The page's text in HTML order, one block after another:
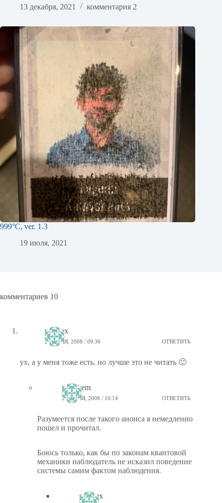
13 декабря, 2021 комментария 2
999°C, ver. 1.3
19 июля, 2021
комментариев 10
sunalex
23 ИЮЛЯ, 2008 / 09:36 ОТВЕТИТЬ
ух, а у меня тоже есть. но лучше это не читать 🙂
ptiz_kem
23 ИЮЛЯ, 2008 / 10:14 ОТВЕТИТЬ
Разумеется после такого анонса я немедленно
пошел и прочитал.
Боюсь только, как бы по законам квантовой
механики наблюдатель не исказил поведение
системы самим фактом наблюдения.
sunalex